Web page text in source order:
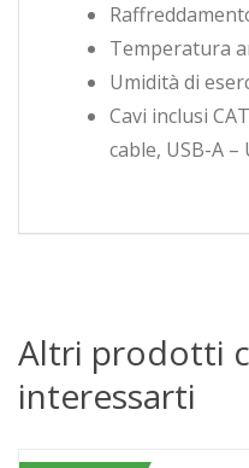
Temperatura
Umidità di
Cavi inclusi
cable, USB-A –
Altri prodotti
interessarti